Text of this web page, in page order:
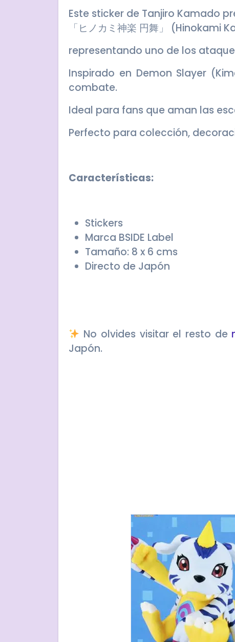
Este sticker de Tanjiro Kamado
「ヒノカミ神楽 円舞」 (Hinokami
representando uno de los
Inspirado en Demon Slayer
combate.
Ideal para fans que aman las
Perfecto para colección,
Características:
Stickers
Marca BSIDE Label
Tamaño: 8 x 6 cms
Directo de Japón
No olvides visitar el resto de
Japón.